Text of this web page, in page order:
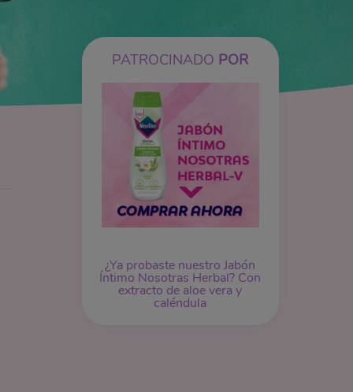
PATROCINADO POR
¿Ya probaste nuestro Jabón
Íntimo Nosotras Herbal? Con
extracto de aloe vera y
caléndula